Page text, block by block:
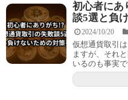
初心者にあ
談5選と負
2024/10/20
仮想通貨取引
ますが、それ
いるのも事実